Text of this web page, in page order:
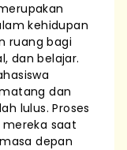
kehidupan
ruang bagi
dan belajar.
dan
lulus. Proses
saat
depan